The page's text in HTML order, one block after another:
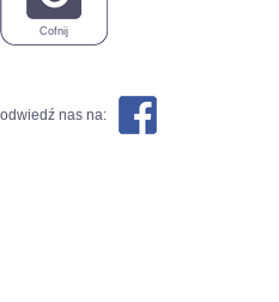
Cofnij
odwiedź nas na: